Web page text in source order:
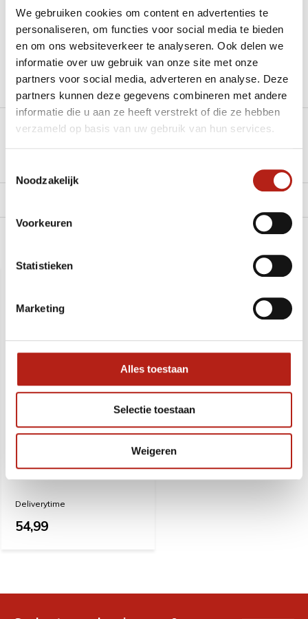
We gebruiken cookies om content en advertenties te
personaliseren, om functies voor social media te bieden
en om ons websiteverkeer te analyseren. Ook delen we
informatie over uw gebruik van onze site met onze
partners voor social media, adverteren en analyse. Deze
partners kunnen deze gegevens combineren met andere
informatie die u aan ze heeft verstrekt of die ze hebben
verzameld op basis van uw gebruik van hun services.
Noodzakelijk
Voorkeuren
Statistieken
Marketing
Alles toestaan
Selectie toestaan
Weigeren
Heb je een vraag over dit product?
Stel je vraag in de Chat voor een snel antwoord 24/7
Stel je vraag
Groot aantal nodig?
Klik hier om een offerte aan te vragen
Boxing Sticks, rood, One
Deliverytime
54,99